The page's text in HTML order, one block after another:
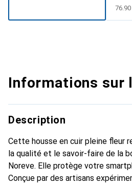
CHF
76.90
Informations sur
Description
Cette housse en cuir pleine fleur
la qualité et le savoir-faire de la
Noreve. Elle protège votre
Conçue par des artisans